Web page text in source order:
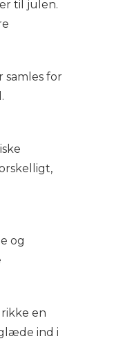
til julen.
samles for
og
en
ind i